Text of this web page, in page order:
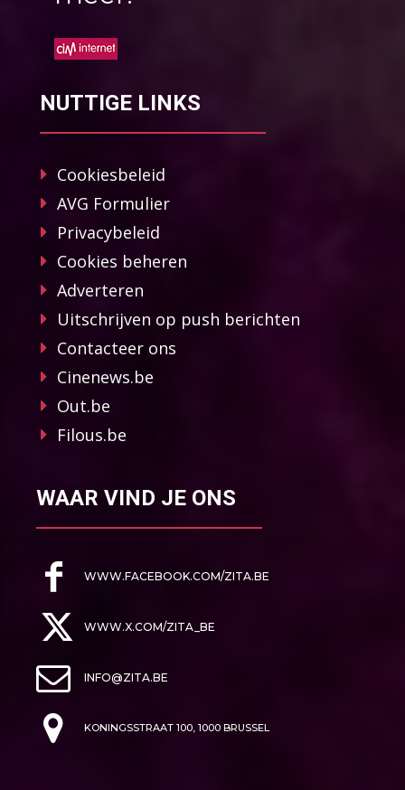
NUTTIGE LINKS
Cookiesbeleid
AVG Formulier
Privacybeleid
Cookies beheren
Adverteren
Uitschrijven op push berichten
Contacteer ons
Cinenews.be
Out.be
Filous.be
WAAR VIND JE ONS
WWW.FACEBOOK.COM/ZITA.BE
WWW.X.COM/ZITA_BE
INFO@ZITA.BE
KONINGSSTRAAT 100, 1000 BRUSSEL